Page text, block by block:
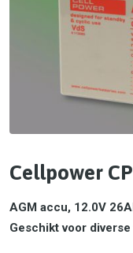
Cellpower
AGM accu, 12.0V
Geschikt voor